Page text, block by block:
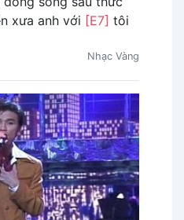
xưa anh với [E7] tôi
Nhạc Vàng